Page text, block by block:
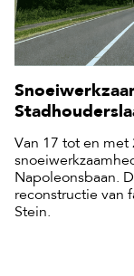
Snoeiwerkzaamheden langs
Van 17 tot en met
Napoleonsbaan.
reconstructie van
Stein.